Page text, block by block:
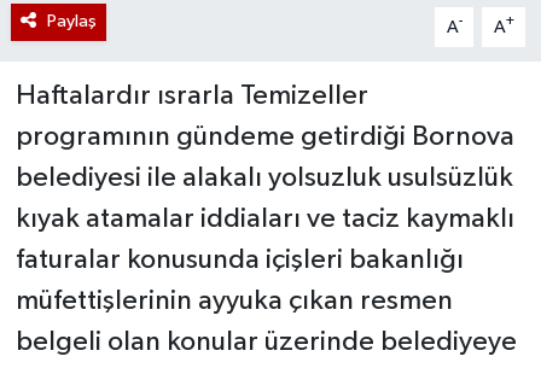
Paylaş A- A+
Haftalardır ısrarla Temizeller
programının gündeme getirdiği Bornova
belediyesi ile alakalı yolsuzluk usulsüzlük
kıyak atamalar iddiaları ve taciz kaymaklı
faturalar konusunda içişleri bakanlığı
müfettişlerinin ayyuka çıkan resmen
belgeli olan konular üzerinde belediyeye